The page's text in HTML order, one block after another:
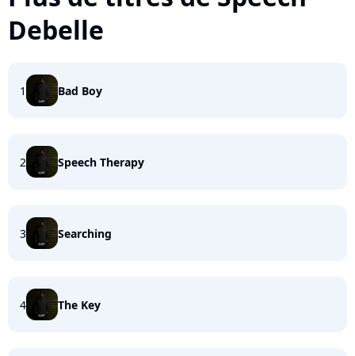
Debelle
1 Bad Boy
2 Speech Therapy
3 Searching
4 The Key